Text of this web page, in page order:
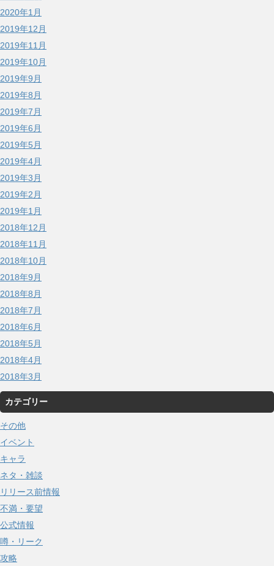
2020年1月
2019年12月
2019年11月
2019年10月
2019年9月
2019年8月
2019年7月
2019年6月
2019年5月
2019年4月
2019年3月
2019年2月
2019年1月
2018年12月
2018年11月
2018年10月
2018年9月
2018年8月
2018年7月
2018年6月
2018年5月
2018年4月
2018年3月
カテゴリー
その他
イベント
キャラ
ネタ・雑談
リリース前情報
不満・要望
公式情報
噂・リーク
攻略